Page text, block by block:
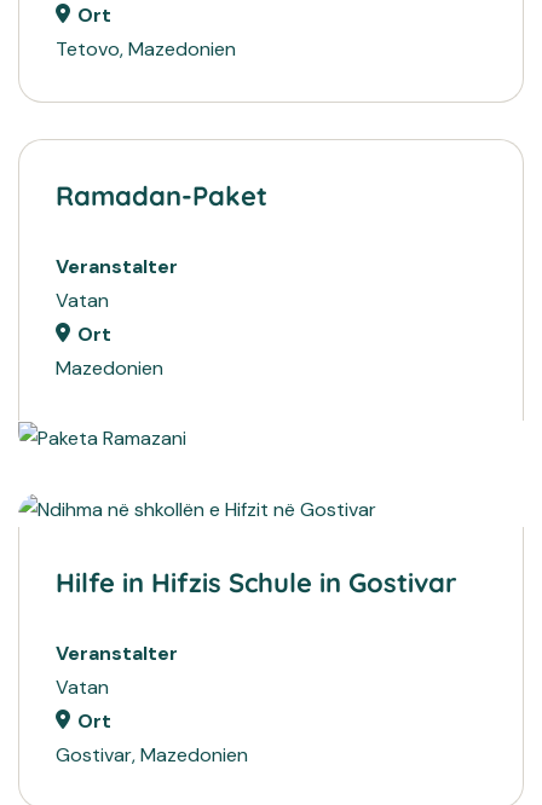
Ort
Tetovo, Mazedonien
Ramadan-Paket
Veranstalter
Vatan
Ort
Mazedonien
Hilfe in Hifzis Schule in Gostivar
Veranstalter
Vatan
Ort
Gostivar, Mazedonien